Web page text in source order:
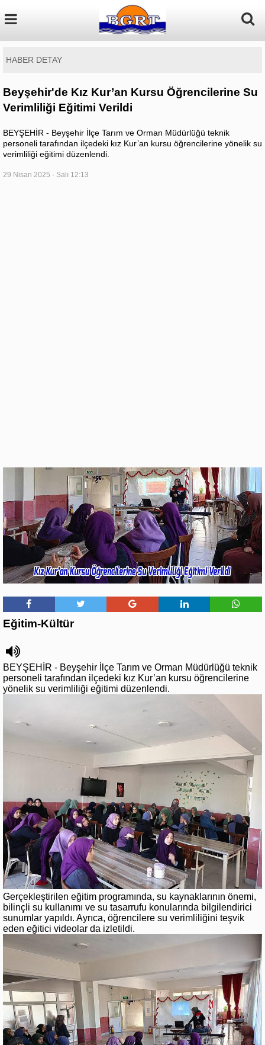
HABER DETAY
Beyşehir'de Kız Kur’an Kursu Öğrencilerine Su
Verimliliği Eğitimi Verildi
BEYŞEHİR - Beyşehir İlçe Tarım ve Orman Müdürlüğü teknik
personeli tarafından ilçedeki kız Kur’an kursu öğrencilerine yönelik su
verimliliği eğitimi düzenlendi.
29 Nisan 2025 - Salı 12:13
Eğitim-Kültür
BEYŞEHİR - Beyşehir İlçe Tarım ve Orman Müdürlüğü teknik
personeli tarafından ilçedeki kız Kur’an kursu öğrencilerine
yönelik su verimliliği eğitimi düzenlendi.
Gerçekleştirilen eğitim programında, su kaynaklarının önemi,
bilinçli su kullanımı ve su tasarrufu konularında bilgilendirici
sunumlar yapıldı. Ayrıca, öğrencilere su verimliliğini teşvik
eden eğitici videolar da izletildi.